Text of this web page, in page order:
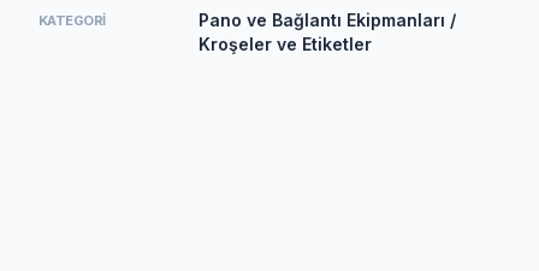
KATEGORI
Pano ve Bağlantı Ekipmanları /
Kroşeler ve Etiketler